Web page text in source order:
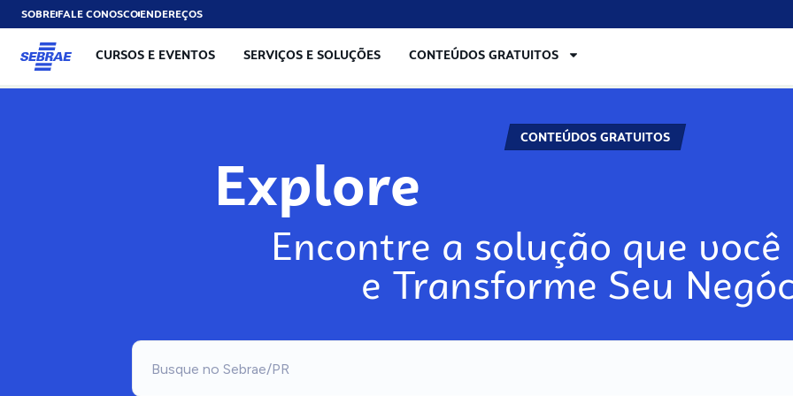
SOBREFALE CONOSCOENDEREÇOS
CURSOS E EVENTOS SERVIÇOS E SOLUÇÕES CONTEÚDOS GRATUITOS
CONTEÚDOS GRATUITOS
Explore
Encontre a solução que você
e Transforme Seu